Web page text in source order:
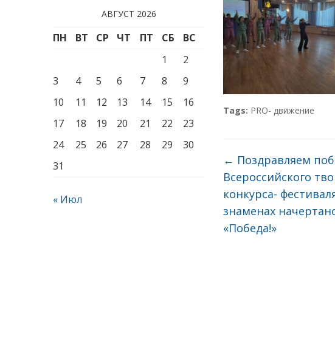
АВГУСТ 2026
ПН ВТ СР ЧТ ПТ СБ
ВС
1
2
3
4 5 6 7 8
9
10
11 12 13 14 15
16
17
18 19 20 21 22
23
24
25 26 27 28 29
30
31
« Июл
Tags: PRO- движение
← Поздравляем
Всероссийского
конкурса-
знаменах
«Победа!»